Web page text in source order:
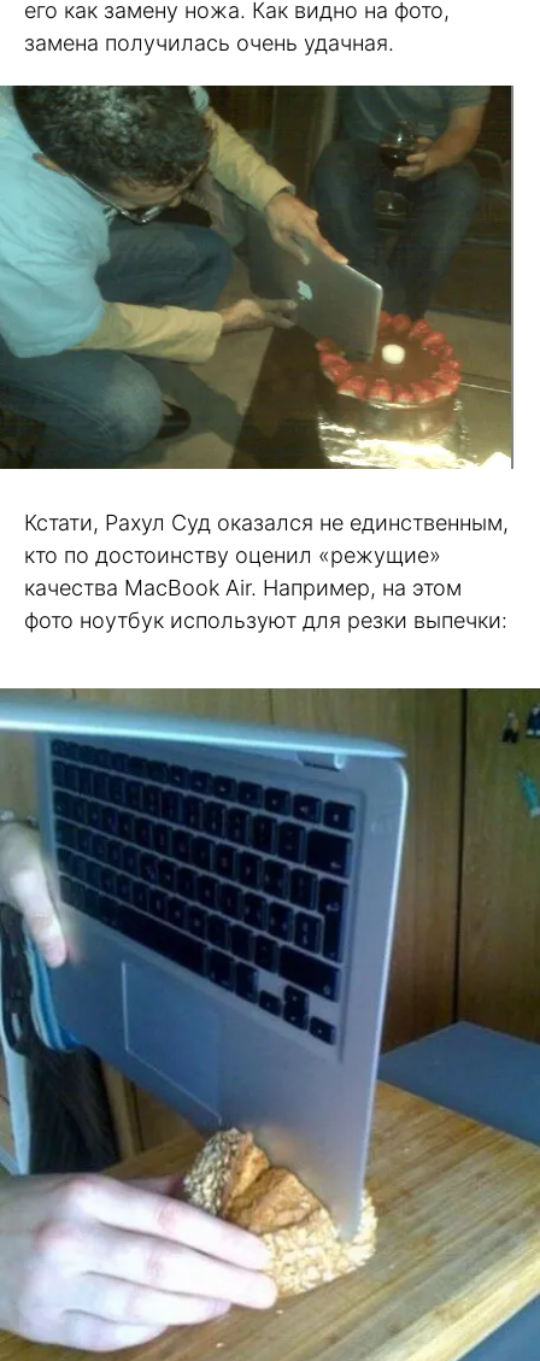
его как замену ножа. Как видно на фото,
замена получилась очень удачная.
Кстати, Рахул Суд оказался не единственным,
кто по достоинству оценил «режущие»
качества MacBook Air. Например, на этом
фото ноутбук используют для резки выпечки: